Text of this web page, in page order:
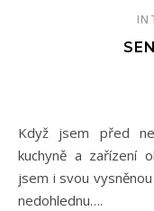
Když jsem před nedávnem psala článek o dokončení
kuchyně a zařízení
jsem i svou
nedohlednu….